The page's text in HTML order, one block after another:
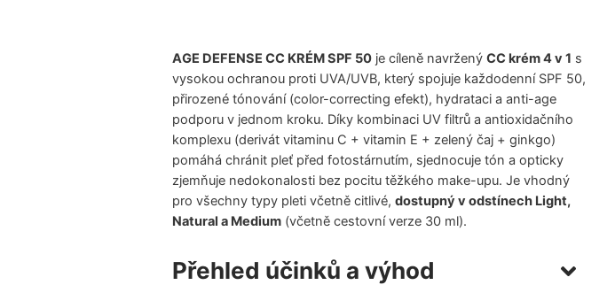
AGE DEFENSE CC KRÉM SPF 50 je cíleně navržený CC krém 4 v 1 s
vysokou ochranou proti UVA/UVB, který spojuje každodenní SPF 50,
přirozené tónování (color-correcting efekt), hydrataci a anti-age
podporu v jednom kroku. Díky kombinaci UV filtrů a antioxidačního
komplexu (derivát vitaminu C + vitamin E + zelený čaj + ginkgo)
pomáhá chránit pleť před fotostárnutím, sjednocuje tón a opticky
zjemňuje nedokonalosti bez pocitu těžkého make-upu. Je vhodný
pro všechny typy pleti včetně citlivé, dostupný v odstínech Light,
Natural a Medium (včetně cestovní verze 30 ml).
Přehled účinků a výhod